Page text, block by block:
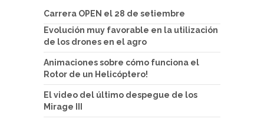
Carrera OPEN el 28 de setiembre
Evolución muy favorable en la utilización
de los drones en el agro
Animaciones sobre cómo funciona el
Rotor de un Helicóptero!
El video del último despegue de los
Mirage III